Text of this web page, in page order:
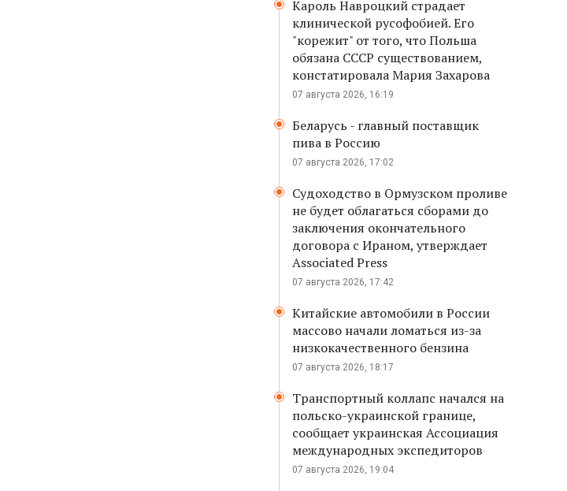
Кароль Навроцкий страдает
клинической русофобией. Его
"корежит" от того, что Польша
обязана СССР существованием,
констатировала Мария Захарова
07 августа 2026, 16:19
Беларусь - главный поставщик
пива в Россию
07 августа 2026, 17:02
Судоходство в Ормузском проливе
не будет облагаться сборами до
заключения окончательного
договора с Ираном, утверждает
Associated Press
07 августа 2026, 17:42
Китайские автомобили в России
массово начали ломаться из-за
низкокачественного бензина
07 августа 2026, 18:17
Транспортный коллапс начался на
польско-украинской границе,
сообщает украинская Ассоциация
международных экспедиторов
07 августа 2026, 19:04